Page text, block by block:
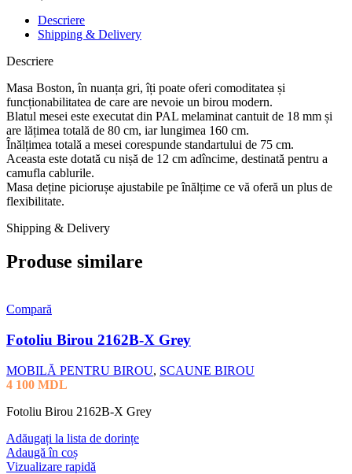
Descriere
Shipping & Delivery
Descriere
Masa Boston, în nuanța gri, îți poate oferi comoditatea și
funcționabilitatea de care are nevoie un birou modern.
Blatul mesei este executat din PAL melaminat cantuit de 18 mm și
are lățimea totală de 80 cm, iar lungimea 160 cm.
Înălțimea totală a mesei corespunde standartului de 75 cm.
Aceasta este dotată cu nișă de 12 cm adîncime, destinată pentru a
camufla cablurile.
Masa deține piciorușe ajustabile pe înălțime ce vă oferă un plus de
flexibilitate.
Shipping & Delivery
Produse similare
Compară
Fotoliu Birou 2162B-X Grey
MOBILĂ PENTRU BIROU, SCAUNE BIROU
4 100 MDL
Fotoliu Birou 2162B-X Grey
Adăugați la lista de dorințe
Adaugă în coș
Vizualizare rapidă